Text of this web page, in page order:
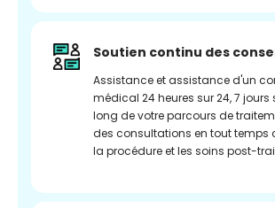
Soutien continu des
Assistance et assistance d'un
médical 24 heures sur 24, 7 jours
long de votre parcours de
des consultations en tout temps
la procédure et les soins post-